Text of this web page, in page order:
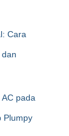
Cara
pada
Plumpy